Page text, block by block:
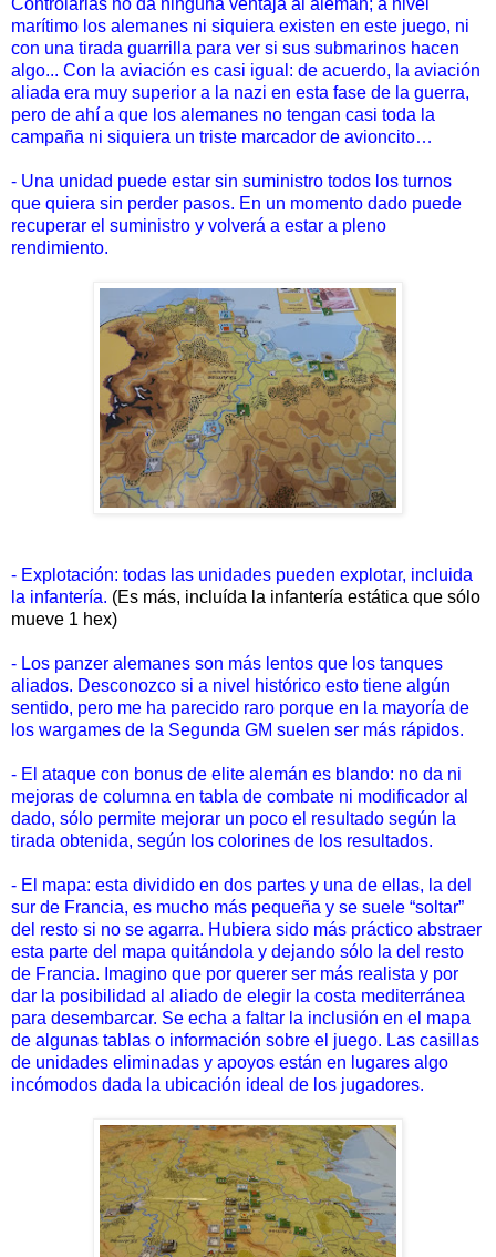
Controlarlas no da ninguna ventaja al alemán; a nivel
marítimo los alemanes ni siquiera existen en este juego, ni
con una tirada guarrilla para ver si sus submarinos hacen
algo... Con la aviación es casi igual: de acuerdo, la aviación
aliada era muy superior a la nazi en esta fase de la guerra,
pero de ahí a que los alemanes no tengan casi toda la
campaña ni siquiera un triste marcador de avioncito…
- Una unidad puede estar sin suministro todos los turnos
que quiera sin perder pasos. En un momento dado puede
recuperar el suministro y volverá a estar a pleno
rendimiento.
- Explotación: todas las unidades pueden explotar, incluida
la infantería. (Es más, incluída la infantería estática que sólo
mueve 1 hex)
- Los panzer alemanes son más lentos que los tanques
aliados. Desconozco si a nivel histórico esto tiene algún
sentido, pero me ha parecido raro porque en la mayoría de
los wargames de la Segunda GM suelen ser más rápidos.
- El ataque con bonus de elite alemán es blando: no da ni
mejoras de columna en tabla de combate ni modificador al
dado, sólo permite mejorar un poco el resultado según la
tirada obtenida, según los colorines de los resultados.
- El mapa: esta dividido en dos partes y una de ellas, la del
sur de Francia, es mucho más pequeña y se suele “soltar”
del resto si no se agarra. Hubiera sido más práctico abstraer
esta parte del mapa quitándola y dejando sólo la del resto
de Francia. Imagino que por querer ser más realista y por
dar la posibilidad al aliado de elegir la costa mediterránea
para desembarcar. Se echa a faltar la inclusión en el mapa
de algunas tablas o información sobre el juego. Las casillas
de unidades eliminadas y apoyos están en lugares algo
incómodos dada la ubicación ideal de los jugadores.